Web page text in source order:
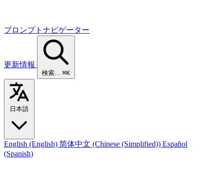
プロンプトナビゲーター
更新情報
検索... ⌘K
日本語
English (English) 简体中文 (Chinese (Simplified)) Español
(Spanish)